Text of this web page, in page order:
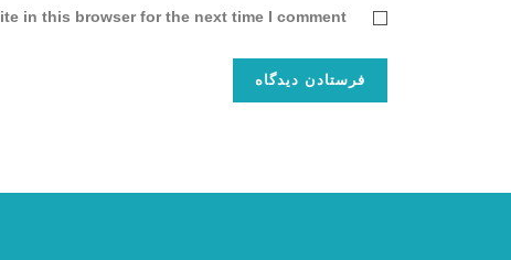
in this browser for the next time I comment.